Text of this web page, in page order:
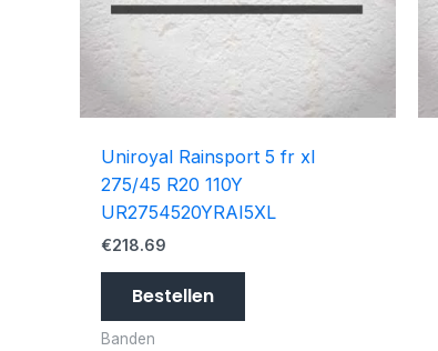
Uniroyal Rainsport 5 fr xl
275/45 R20 110Y
UR2754520YRAI5XL
€218.69
Bestellen
Banden